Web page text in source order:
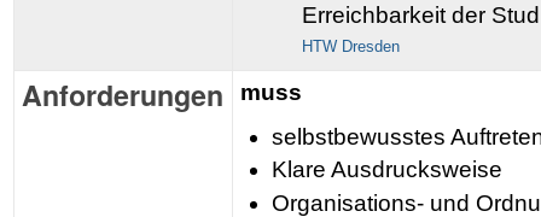
Erreichbarkeit der
HTW Dresden
Anforderungen
muss
selbstbewusstes
Klare Ausdrucksweise
Organisations- und